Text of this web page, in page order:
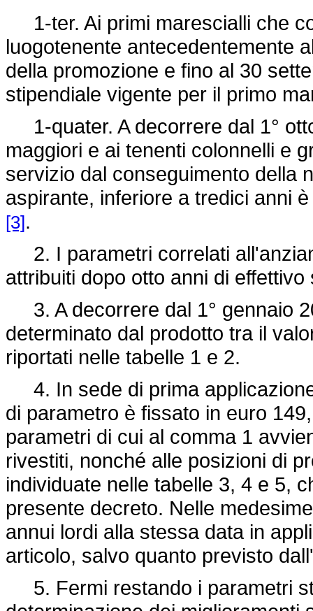
1-ter. Ai primi marescialli che
luogotenente antecedentemente
della promozione e fino al 30
stipendiale vigente per il primo
1-quater. A decorrere dal 1°
maggiori e ai tenenti colonnelli e
servizio dal conseguimento della
aspirante, inferiore a tredici anni
[3].
2. I parametri correlati
attribuiti dopo otto anni di
3. A decorrere dal 1° gennaio
determinato dal prodotto tra il
riportati nelle tabelle 1 e 2.
4. In sede di prima
di parametro è fissato in euro
parametri di cui al comma 1
rivestiti, nonché alle posizioni di
individuate nelle tabelle 3, 4 e 5,
presente decreto. Nelle
annui lordi alla stessa data in
articolo, salvo quanto previsto
5. Fermi restando i parametri